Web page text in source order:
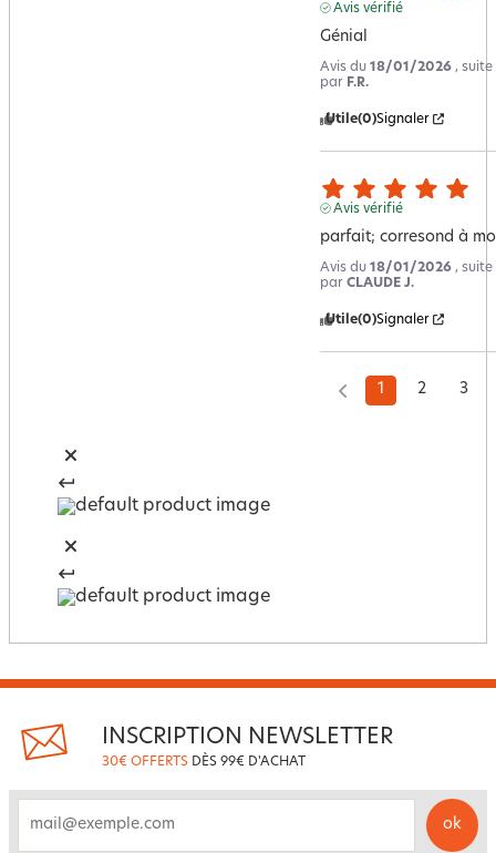
Avis vérifié
Génial
Avis du 18/01/2026 , suite
par F.R.
Utile(0)Signaler
Avis vérifié
parfait; corresond à
Avis du 18/01/2026 , suite
par CLAUDE J.
Utile(0)Signaler
1 2 3
INSCRIPTION NEWSLETTER
30€ OFFERTS DÈS 99€ D'ACHAT
ok